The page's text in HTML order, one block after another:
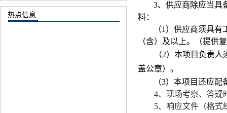
热点信息
3、供应商除应当具
料：
（1 ）供应商须具有
（含）及以上。（提供
（2）本项目负责人
盖公章）。
（3）本项目还应配
4、现场考察、答疑
5、响应文件（格式